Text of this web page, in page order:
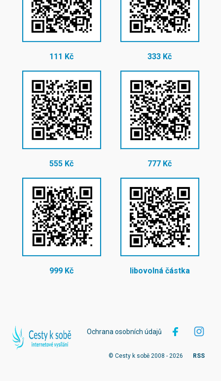
111 Kč 333 Kč
555 Kč 777 Kč
999 Kč libovolná částka
Ochrana osobních údajů
© Cesty k sobě 2008 - 2026 RSS